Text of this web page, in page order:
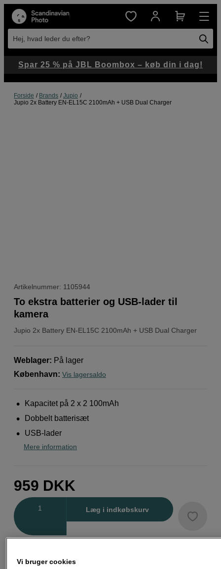
Hej, hvad leder du efter?
Forside Brands
Jupio
Jupio 2x Battery EN-EL15C 2100mAh + USB Dual Charger
Artikelnummer: 1105944
Jupio 2x Battery EN-EL15C 2100mAh + USB Dual Charger
To ekstra batterier og USB-lader til
kamera
Weblager: På lager
København: Vis lagersaldo
Kapacitet på 2 x 2 100mAh
Dobbelt batterisæt
USB-lader
Mere information
959 DKK
Læg i indkøbskurv
Spar 25 % på JBL Boombox – køb din i dag!
Vi bruger cookies